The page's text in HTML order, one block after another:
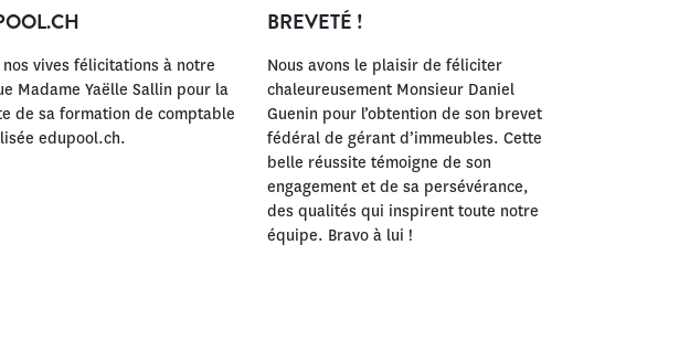
nos vives félicitations à notre
Madame Yaëlle Sallin pour la
de sa formation de comptable
edupool.ch.
BREVETÉ !
Nous avons le plaisir de féliciter
chaleureusement Monsieur Daniel
Guenin pour l’obtention de son brevet
fédéral de gérant d’immeubles. Cette
belle réussite témoigne de son
engagement et de sa persévérance,
des qualités qui inspirent toute notre
équipe. Bravo à lui !